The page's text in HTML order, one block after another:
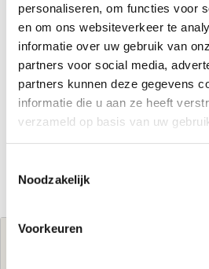
personaliseren, om functies voor
en om ons websiteverkeer te
informatie over uw gebruik van
partners voor social media,
partners kunnen deze gegevens
informatie die u aan ze heeft
verzameld op basis van uw
Noodzakelijk
Voorkeuren